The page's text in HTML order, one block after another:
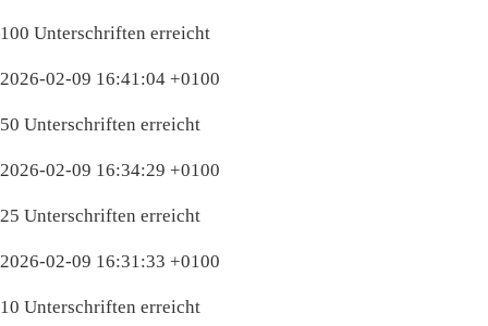
100 Unterschriften erreicht
2026-02-09 16:41:04 +0100
50 Unterschriften erreicht
2026-02-09 16:34:29 +0100
25 Unterschriften erreicht
2026-02-09 16:31:33 +0100
10 Unterschriften erreicht